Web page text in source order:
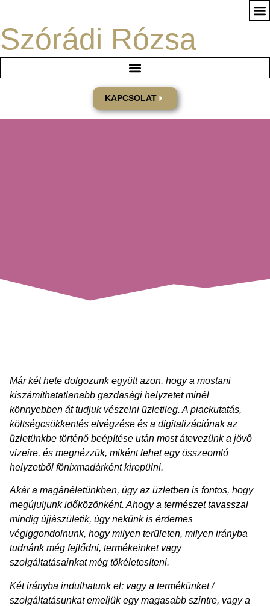
Szórádi Rózsa
KAPCSOLAT
Már két hete dolgozunk együtt azon, hogy a mostani
kiszámíthatatlanabb gazdasági helyzetet minél
könnyebben át tudjuk vészelni üzletileg. A piackutatás,
költségcsökkentés elvégzése és a digitalizációnak az
üzletünkbe történő beépítése után most átevezünk a jövő
vizeire, és megnézzük, miként lehet egy összeomló
helyzetből főnixmadárként kirepülni.
Akár a magánéletünkben, úgy az üzletben is fontos, hogy
megújuljunk időközönként. Ahogy a természet tavasszal
mindig újjászületik, úgy nekünk is érdemes
végiggondolnunk, hogy milyen területen, milyen irányba
tudnánk még fejlődni, termékeinket vagy
szolgáltatásainkat még tökéletesíteni.
Két irányba indulhatunk el; vagy a termékünket /
szolgáltatásunkat emeljük egy magasabb szintre, vagy a